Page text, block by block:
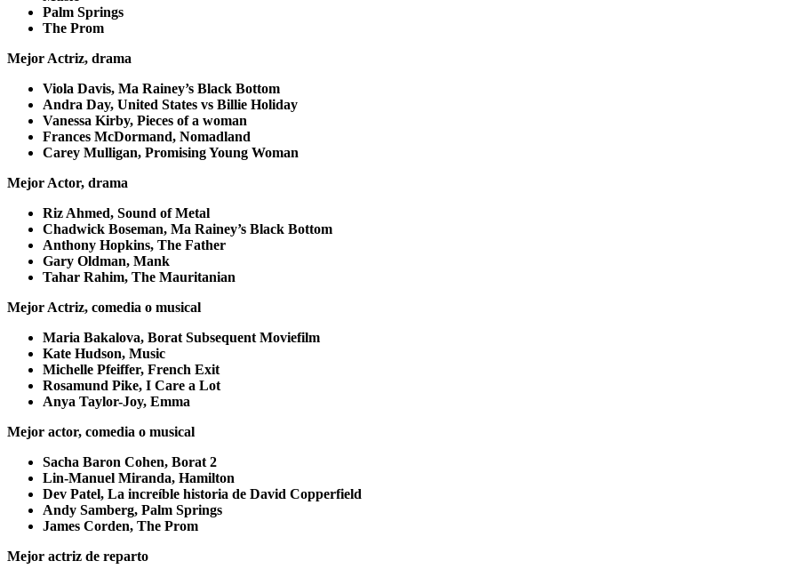
Palm Springs
The Prom
Mejor Actriz, drama
Viola Davis, Ma Rainey’s Black Bottom
Andra Day, United States vs Billie Holiday
Vanessa Kirby, Pieces of a woman
Frances McDormand, Nomadland
Carey Mulligan, Promising Young Woman
Mejor Actor, drama
Riz Ahmed, Sound of Metal
Chadwick Boseman, Ma Rainey’s Black Bottom
Anthony Hopkins, The Father
Gary Oldman, Mank
Tahar Rahim, The Mauritanian
Mejor Actriz, comedia o musical
Maria Bakalova, Borat Subsequent Moviefilm
Kate Hudson, Music
Michelle Pfeiffer, French Exit
Rosamund Pike, I Care a Lot
Anya Taylor-Joy, Emma
Mejor actor, comedia o musical
Sacha Baron Cohen, Borat 2
Lin-Manuel Miranda, Hamilton
Dev Patel, La increíble historia de David Copperfield
Andy Samberg, Palm Springs
James Corden, The Prom
Mejor actriz de reparto